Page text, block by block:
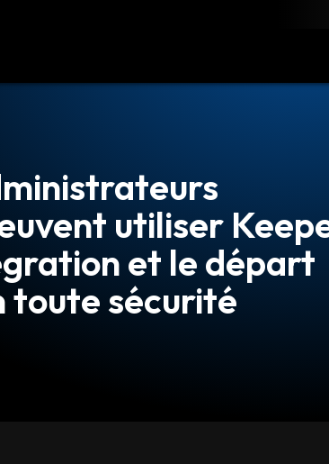
utiliser
et le départ
toute sécurité